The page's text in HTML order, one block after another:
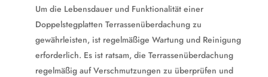
Um die Lebensdauer und Funktionalität einer
Doppelstegplatten Terrassenüberdachung zu
gewährleisten, ist regelmäßige Wartung und Reinigung
erforderlich. Es ist ratsam, die Terrassenüberdachung
regelmäßig auf Verschmutzungen zu überprüfen und